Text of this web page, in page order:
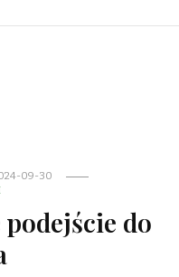
09-30
podejście do